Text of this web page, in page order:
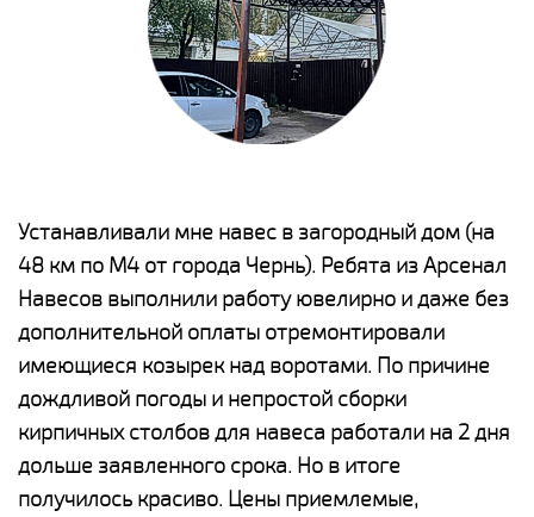
Устанавливали мне навес в загородный дом (на
48 км по М4 от города Чернь). Ребята из Арсенал
Навесов выполнили работу ювелирно и даже без
дополнительной оплаты отремонтировали
имеющиеся козырек над воротами. По причине
дождливой погоды и непростой сборки
кирпичных столбов для навеса работали на 2 дня
дольше заявленного срока. Но в итоге
получилось красиво. Цены приемлемые,